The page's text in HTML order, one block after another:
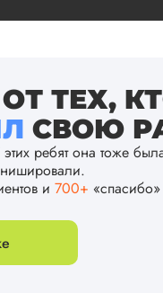
ТЕХ,
СВОЮ
этих ребят она тоже
и 700+